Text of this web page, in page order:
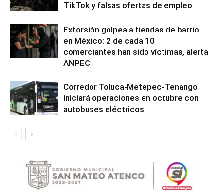
TikTok y falsas ofertas de empleo
Extorsión golpea a tiendas de barrio
en México: 2 de cada 10
comerciantes han sido víctimas, alerta
ANPEC
Corredor Toluca-Metepec-Tenango
iniciará operaciones en octubre con
autobuses eléctricos